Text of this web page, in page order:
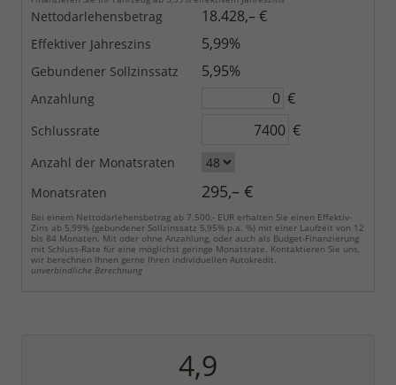
Nettodarlehensbetrag 18.428,– €
Effektiver Jahreszins 5,99%
Gebundener Sollzinssatz 5,95%
Anzahlung €
Schlussrate €
Anzahl der Monatsraten
Monatsraten
295,– €
Bei einem Nettodarlehensbetrag ab 7.500,- EUR erhalten Sie einen Effektiv-
Zins ab 5,99% (gebundener Sollzinssatz 5,95% p.a. %) mit einer Laufzeit von 12
bis 84 Monaten. Mit oder ohne Anzahlung, oder auch als Budget-Finanzierung
mit Schluss-Rate für eine möglichst geringe Monatsrate. Kontaktieren Sie uns,
wir berechnen Ihnen gerne Ihren individuellen Autokredit.
unverbindliche Berechnung
4,9